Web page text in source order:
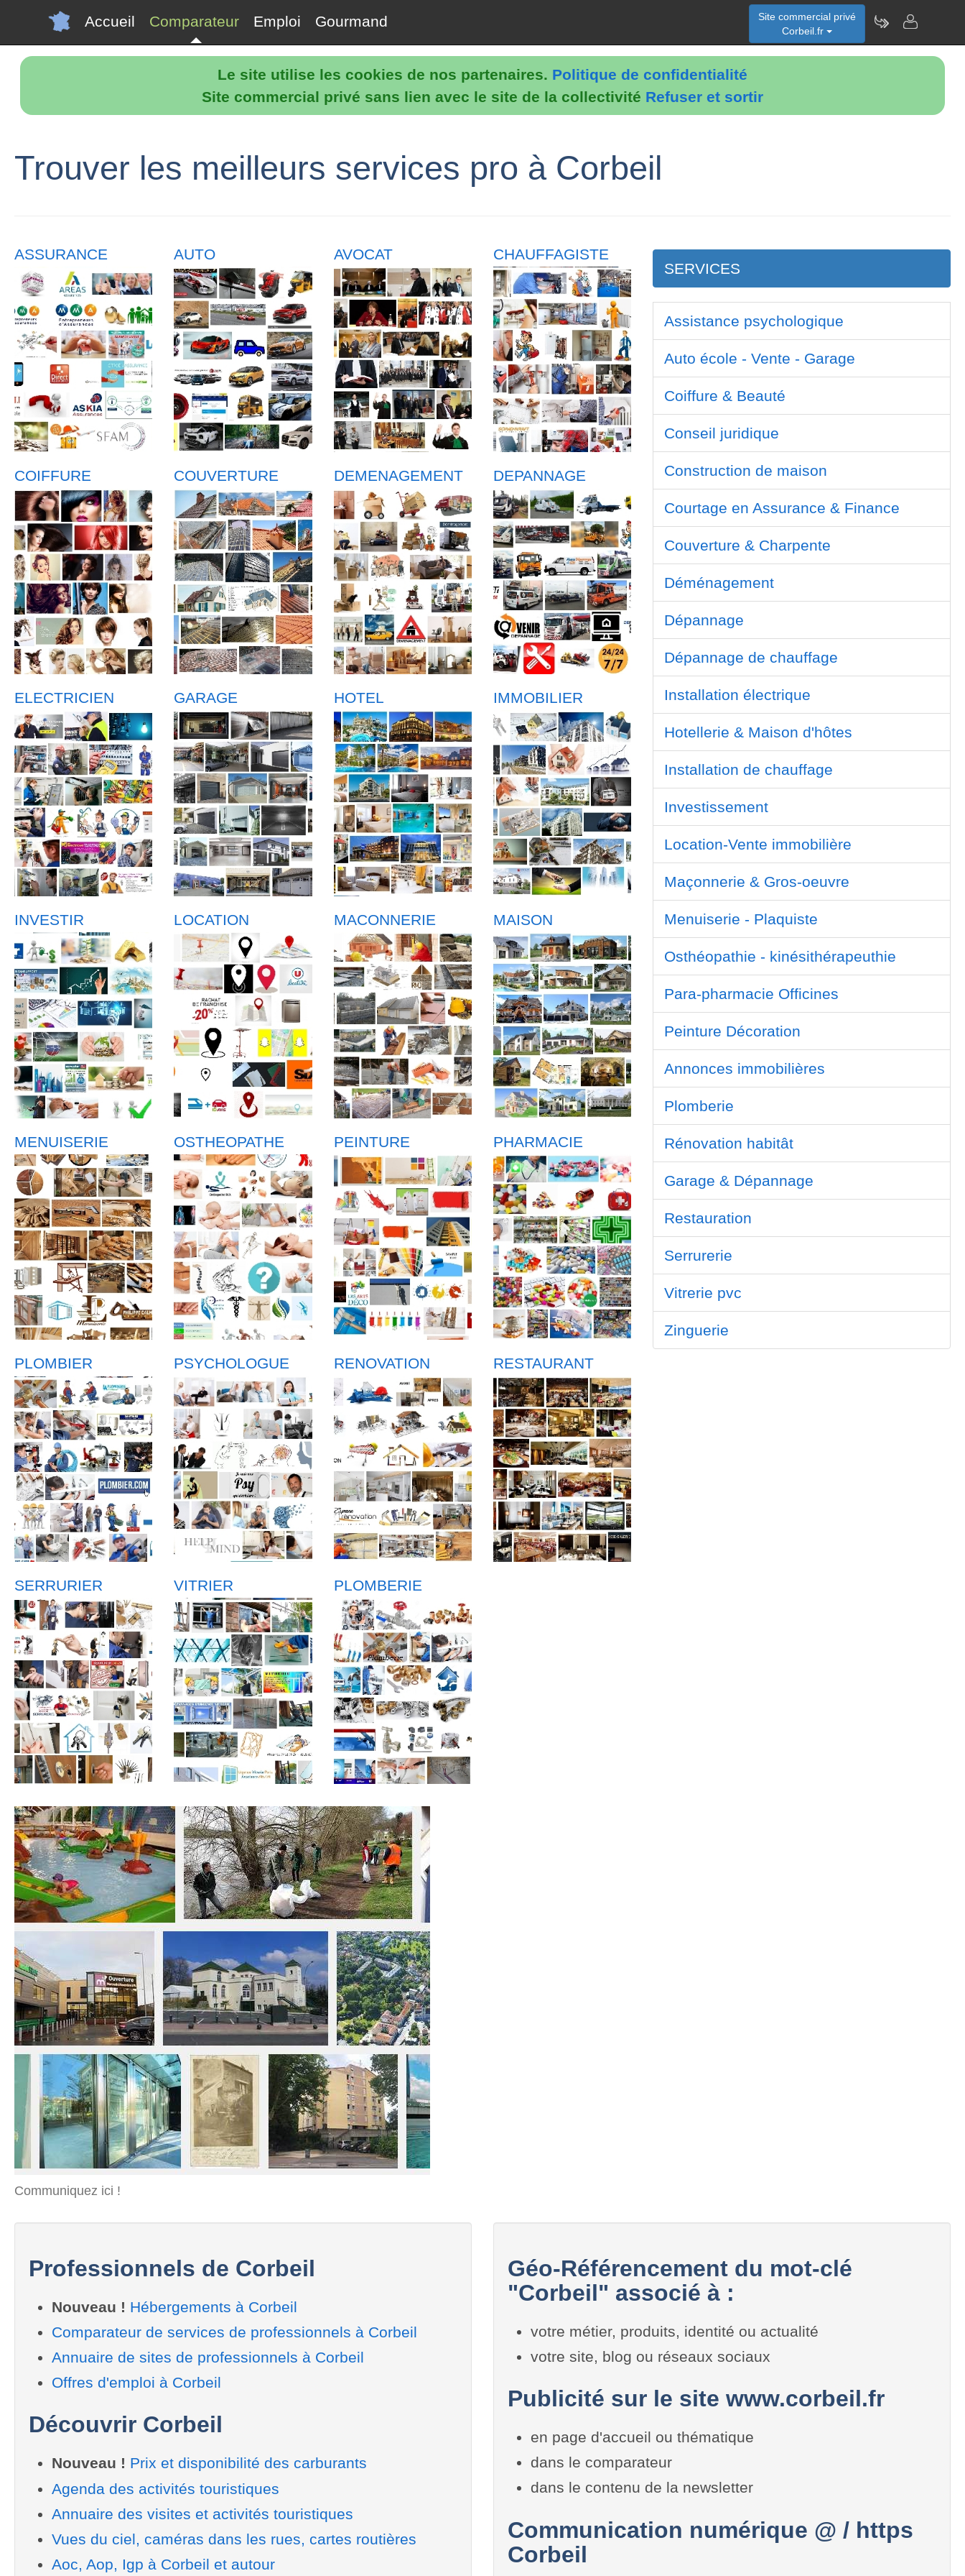
Le site utilise les cookies de nos partenaires. Politique de confidentialité
Site commercial privé sans lien avec le site de la collectivité Refuser et sortir
Accueil Comparateur Emploi Gourmand
Site commercial privé
Corbeil.fr
Trouver les meilleurs services pro à Corbeil
ASSURANCE AUTO AVOCAT CHAUFFAGISTE
COIFFURE COUVERTURE DEMENAGEMENT DEPANNAGE
ELECTRICIEN GARAGE HOTEL IMMOBILIER
INVESTIR LOCATION MACONNERIE MAISON
MENUISERIE OSTHEOPATHE PEINTURE PHARMACIE
PLOMBIER PSYCHOLOGUE RENOVATION RESTAURANT
SERRURIER VITRIER PLOMBERIE
Communiquez ici !
SERVICES
Assistance psychologique
Auto école - Vente - Garage
Coiffure & Beauté
Conseil juridique
Construction de maison
Courtage en Assurance & Finance
Couverture & Charpente
Déménagement
Dépannage
Dépannage de chauffage
Installation électrique
Hotellerie & Maison d'hôtes
Installation de chauffage
Investissement
Location-Vente immobilière
Maçonnerie & Gros-oeuvre
Menuiserie - Plaquiste
Osthéopathie - kinésithérapeuthie
Para-pharmacie Officines
Peinture Décoration
Annonces immobilières
Plomberie
Rénovation habitât
Garage & Dépannage
Restauration
Serrurerie
Vitrerie pvc
Zinguerie
Professionnels de Corbeil
Nouveau ! Hébergements à Corbeil
Comparateur de services de professionnels à Corbeil
Annuaire de sites de professionnels à Corbeil
Offres d'emploi à Corbeil
Découvrir Corbeil
Nouveau ! Prix et disponibilité des carburants
Agenda des activités touristiques
Annuaire des visites et activités touristiques
Vues du ciel, caméras dans les rues, cartes routières
Aoc, Aop, Igp à Corbeil et autour
Géo-Référencement du mot-clé
"Corbeil" associé à :
votre métier, produits, identité ou actualité
votre site, blog ou réseaux sociaux
Publicité sur le site www.corbeil.fr
en page d'accueil ou thématique
dans le comparateur
dans le contenu de la newsletter
Communication numérique @ / https
Corbeil